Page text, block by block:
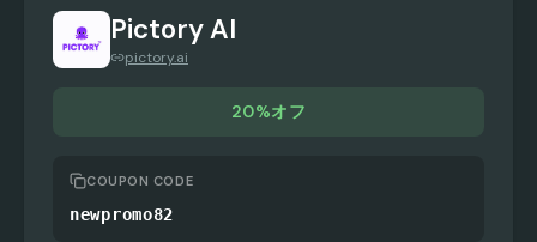
Pictory AI
pictory.ai
20%オフ
COUPON CODE
newpromo82